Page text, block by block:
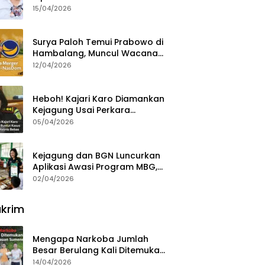
15/04/2026
Surya Paloh Temui Prabowo di
Hambalang, Muncul Wacana
Penggabungan NasDem dan
12/04/2026
Heboh! Kajari Karo Diamankan
Kejagung Usai Perkara
Videografer Divonis Bebas
05/04/2026
Kejagung dan BGN Luncurkan
Aplikasi Awasi Program MBG,
Begini Cara Lapornya
02/04/2026
Mengapa Narkoba Jumlah
Besar Berulang Kali Ditemukan
di Wilayah Kepulauan
14/04/2026